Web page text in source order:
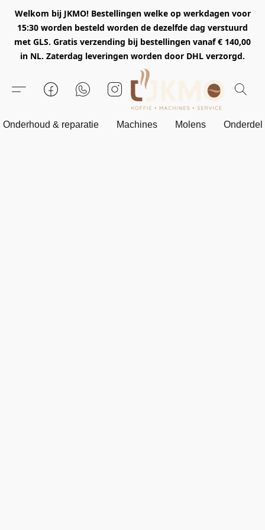
Welkom bij JKMO! Bestellingen welke op werkdagen voor
15:30 worden besteld worden de dezelfde dag verstuurd
met GLS. Gratis verzending bij bestellingen vanaf € 140,00
in NL. Zaterdag leveringen worden door DHL verzorgd.
Onderhoud & reparatie Machines Molens